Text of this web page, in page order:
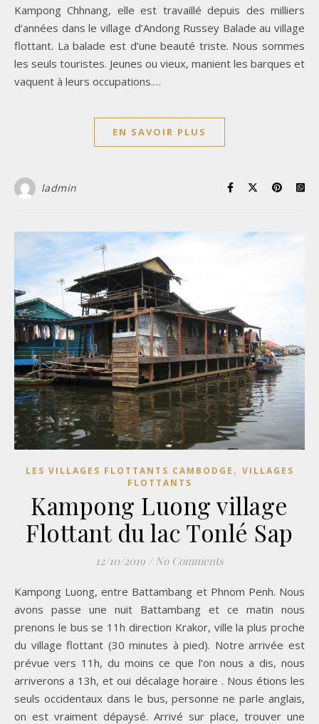
Kampong Chhnang, elle est travaillé depuis des milliers
d’années dans le village d’Andong Russey Balade au village
flottant. La balade est d’une beauté triste. Nous sommes
les seuls touristes. Jeunes ou vieux, manient les barques et
vaquent à leurs occupations.…
EN SAVOIR PLUS
ladmin
LES VILLAGES FLOTTANTS CAMBODGE , VILLAGES
FLOTTANTS
Kampong Luong village
Flottant du lac Tonlé Sap
12/10/2019 / No Comments
Kampong Luong, entre Battambang et Phnom Penh. Nous
avons passe une nuit Battambang et ce matin nous
prenons le bus se 11h direction Krakor, ville la plus proche
du village flottant (30 minutes à pied). Notre arrivée est
prévue vers 11h, du moins ce que l’on nous a dis, nous
arriverons a 13h, et oui décalage horaire . Nous étions les
seuls occidentaux dans le bus, personne ne parle anglais,
on est vraiment dépaysé. Arrivé sur place, trouver une